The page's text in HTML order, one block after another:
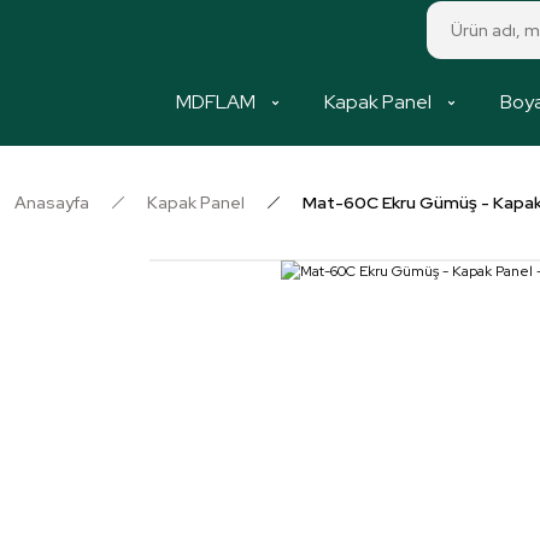
MDFLAM Kapak Panel
Anasayfa Kapak Panel Mat-60C Ekru Gümüş -